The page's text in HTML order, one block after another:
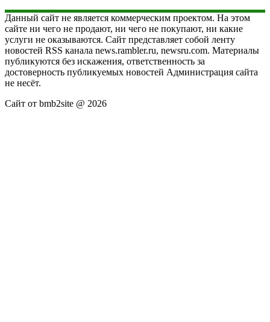
Данный сайт не является коммерческим проектом. На этом
сайте ни чего не продают, ни чего не покупают, ни какие
услуги не оказываются. Сайт представляет собой ленту
новостей RSS канала news.rambler.ru, newsru.com. Материалы
публикуются без искажения, ответственность за
достоверность публикуемых новостей Администрация сайта
не несёт.
Сайт от bmb2site @ 2026